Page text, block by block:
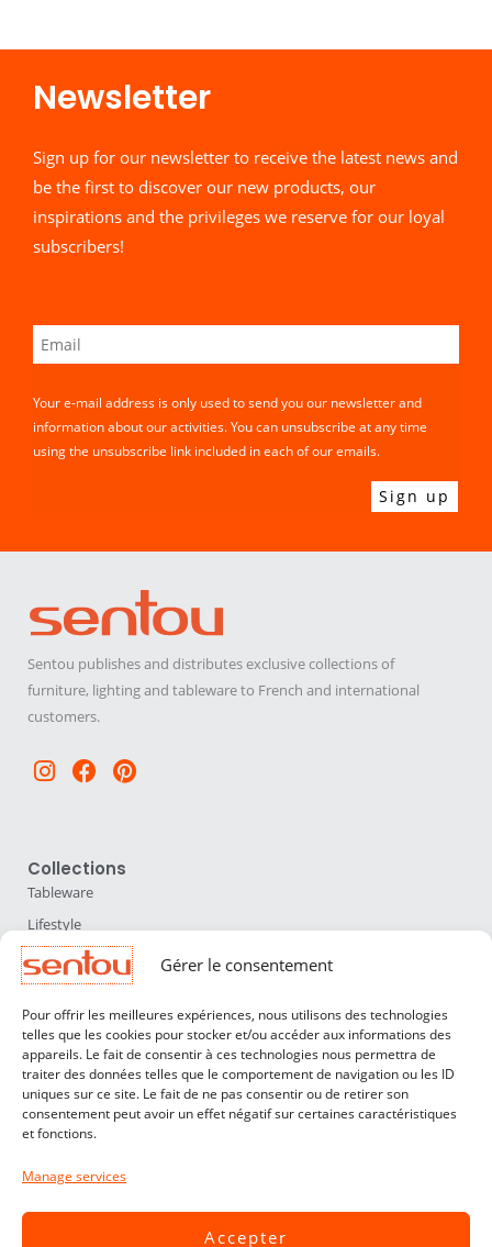
Gérer le consentement
Pour offrir les meilleures expériences, nous utilisons des technologies
telles que les cookies pour stocker et/ou accéder aux informations des
appareils. Le fait de consentir à ces technologies nous permettra de
traiter des données telles que le comportement de navigation ou les ID
uniques sur ce site. Le fait de ne pas consentir ou de retirer son
consentement peut avoir un effet négatif sur certaines caractéristiques
et fonctions.
Manage services
Accepter
Newsletter​
Sign up for our newsletter to receive the latest news and
be the first to discover our new products, our
inspirations and the privileges we reserve for our loyal
subscribers!
Your e-mail address is only used to send you our newsletter and
information about our activities. You can unsubscribe at any time
using the unsubscribe link included in each of our emails.
Sentou publishes and distributes exclusive collections of
furniture, lighting and tableware to French and international
customers.
Instagram
Facebook
Pinterest
Collections
Tableware
Lifestyle
Home Accessories
Lighting
Furniture
Sentou
About us
Our designers